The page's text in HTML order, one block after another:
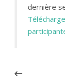
dernière